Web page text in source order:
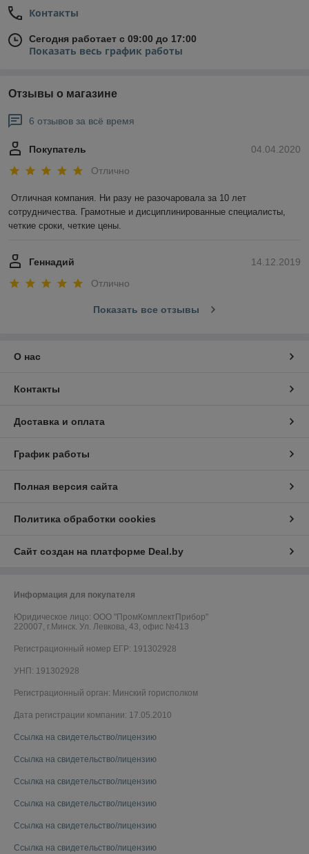
Контакты
Сегодня работает с 09:00 до 17:00
Показать весь график работы
Отзывы о магазине
6 отзывов за всё время
04.04.2020
Покупатель
Отлично
Отличная компания. Ни разу не разочаровала за 10 лет
сотрудничества. Грамотные и дисциплинированные специалисты,
четкие сроки, четкие цены.
14.12.2019
Геннадий
Отлично
Показать все отзывы
О нас
Контакты
Доставка и оплата
График работы
Полная версия сайта
Политика обработки cookies
Сайт создан на платформе Deal.by
Информация для покупателя
Юридическое лицо: ООО "ПромКомплектПрибор"
220007, г.Минск. Ул. Левкова, 43, офис №413
Регистрационный номер ЕГР: 191302928
УНП: 191302928
Регистрационный орган: Минский горисполком
Дата регистрации компании: 17.05.2010
Ссылка на свидетельство/лицензию
Ссылка на свидетельство/лицензию
Ссылка на свидетельство/лицензию
Ссылка на свидетельство/лицензию
Ссылка на свидетельство/лицензию
Ссылка на свидетельство/лицензию